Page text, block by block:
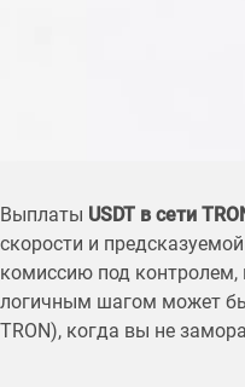
Выплаты USDT в сети
скорости и
комиссию под контролем,
логичным шагом может
TRON), когда вы не